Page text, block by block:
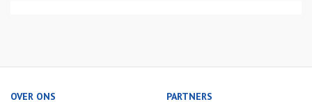
OVER ONS PARTNERS